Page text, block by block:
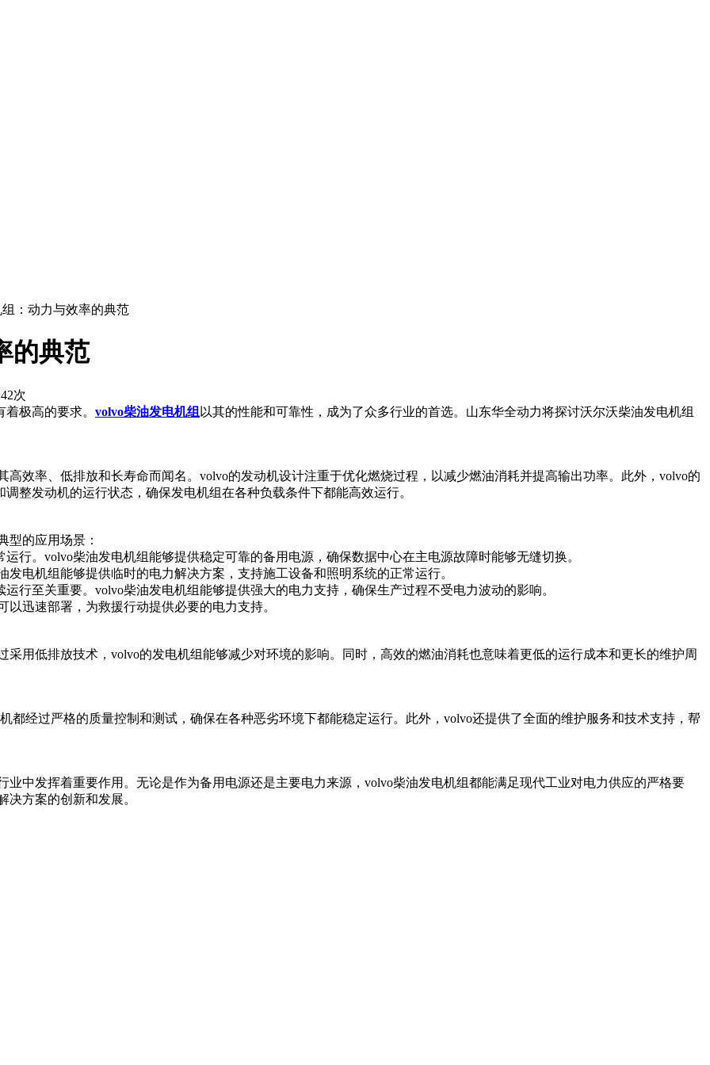
：动力与效率的典范
的典范
次
极高的要求。 volvo柴油发电机组 以其的性能和可靠性，成为了众多行业的首选。山东华全动力将探讨沃尔沃柴油发电机组
效率、低排放和长寿命而闻名。volvo的发动机设计注重于优化燃烧过程，以减少燃油消耗并提高输出功率。此外，volvo的
整发动机的运行状态，确保发电机组在各种负载条件下都能高效运行。
型的应用场景：
行。volvo柴油发电机组能够提供稳定可靠的备用电源，确保数据中心在主电源故障时能够无缝切换。
电机组能够提供临时的电力解决方案，支持施工设备和照明系统的正常运行。
行至关重要。volvo柴油发电机组能够提供强大的电力支持，确保生产过程不受电力波动的影响。
迅速部署，为救援行动提供必要的电力支持。
用低排放技术，volvo的发电机组能够减少对环境的影响。同时，高效的燃油消耗也意味着更低的运行成本和更长的维护周
都经过严格的质量控制和测试，确保在各种恶劣环境下都能稳定运行。此外，volvo还提供了全面的维护服务和技术支持，帮
中发挥着重要作用。无论是作为备用电源还是主要电力来源，volvo柴油发电机组都能满足现代工业对电力供应的严格要
方案的创新和发展。